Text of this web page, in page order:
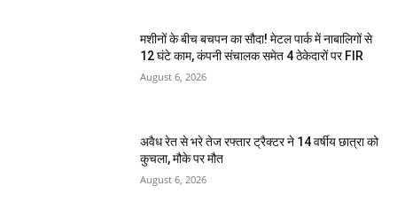
मशीनों के बीच बचपन का सौदा! मेटल पार्क में नाबालिगों से
12 घंटे काम, कंपनी संचालक समेत 4 ठेकेदारों पर FIR
August 6, 2026
अवैध रेत से भरे तेज रफ्तार ट्रैक्टर ने 14 वर्षीय छात्रा को
कुचला, मौके पर मौत
August 6, 2026